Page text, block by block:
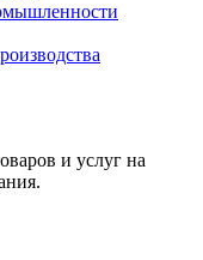
и услуг на